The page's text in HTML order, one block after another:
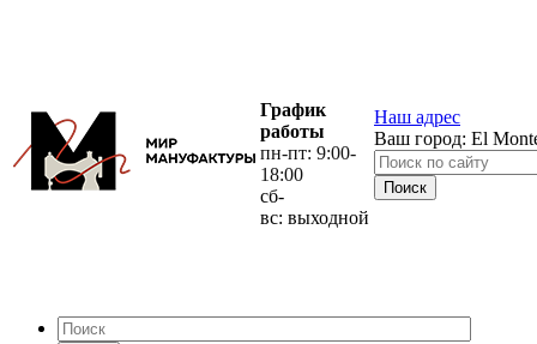
График
работы
пн-пт: 9:00-
18:00
сб-
вс: выходной
Наш адрес
Ваш город: El